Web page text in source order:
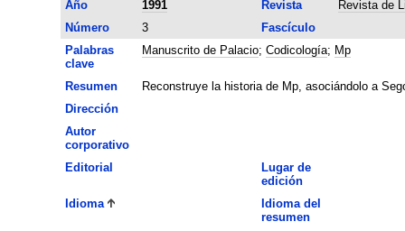
Año
1991 Revista
Revista de
Número
3
Fascículo
Palabras
clave
Manuscrito de Palacio; Codicología; Mp
Resumen
Reconstruye la historia de Mp, asociándolo a
Dirección
Autor
corporativo
Editorial
Lugar de
edición
Idioma
Idioma del
resumen